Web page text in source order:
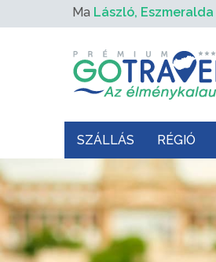
Ma László, Eszmeralda
SZÁLLÁS RÉGIÓ